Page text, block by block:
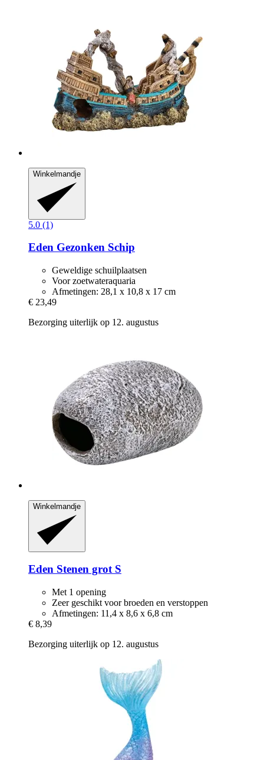
Winkelmandje
5.0 (1)
Eden Gezonken Schip
Geweldige schuilplaatsen
Voor zoetwateraquaria
Afmetingen: 28,1 x 10,8 x 17 cm
€ 23,49
Bezorging uiterlijk op 12. augustus
Winkelmandje
Eden Stenen grot S
Met 1 opening
Zeer geschikt voor broeden en verstoppen
Afmetingen: 11,4 x 8,6 x 6,8 cm
€ 8,39
Bezorging uiterlijk op 12. augustus